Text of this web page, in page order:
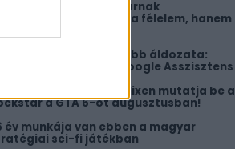
Insidious – Köztünk járnak
nem a félelem, hanem
a Google legújabb áldozata:
meghal a Google Asszisztens
a csend, a Netflixen mutatja be a
a GTA 6-ot augusztusban!
év munkája van ebben a magyar
sci-fi játékban